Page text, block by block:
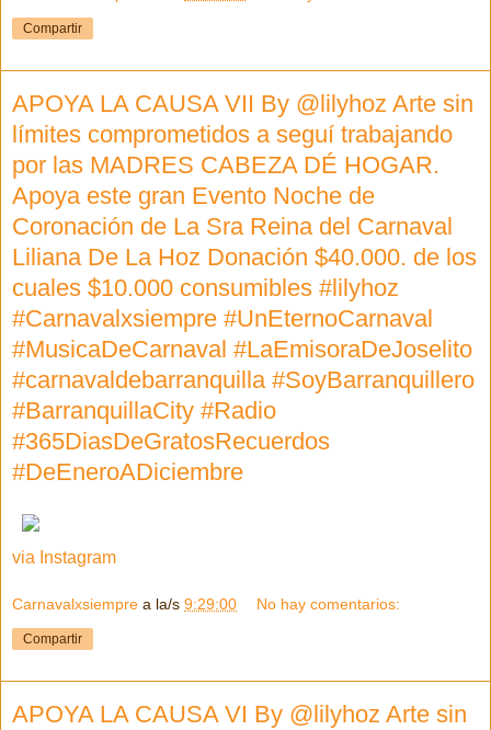
Compartir
APOYA LA CAUSA VII By @lilyhoz Arte sin
límites comprometidos a seguí trabajando
por las MADRES CABEZA DÉ HOGAR.
Apoya este gran Evento Noche de
Coronación de La Sra Reina del Carnaval
Liliana De La Hoz Donación $40.000. de los
cuales $10.000 consumibles #lilyhoz
#Carnavalxsiempre #UnEternoCarnaval
#MusicaDeCarnaval #LaEmisoraDeJoselito
#carnavaldebarranquilla #SoyBarranquillero
#BarranquillaCity #Radio
#365DiasDeGratosRecuerdos
#DeEneroADiciembre
via Instagram
Carnavalxsiempre a la/s 9:29:00 No hay comentarios:
Compartir
APOYA LA CAUSA VI By @lilyhoz Arte sin